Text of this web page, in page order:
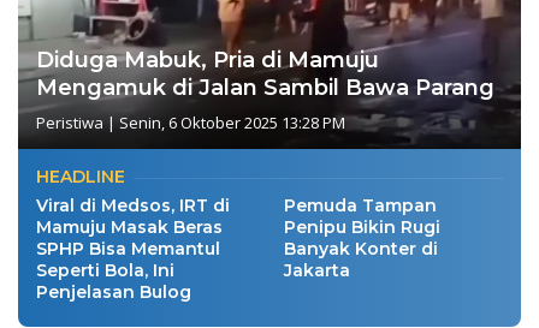
Diduga Mabuk, Pria di Mamuju
Mengamuk di Jalan Sambil Bawa Parang
Peristiwa | Senin, 6 Oktober 2025 13:28 PM
HEADLINE
Viral di Medsos, IRT di
Mamuju Masak Beras
SPHP Bisa Memantul
Seperti Bola, Ini
Penjelasan Bulog
Pemuda Tampan
Penipu Bikin Rugi
Banyak Konter di
Jakarta